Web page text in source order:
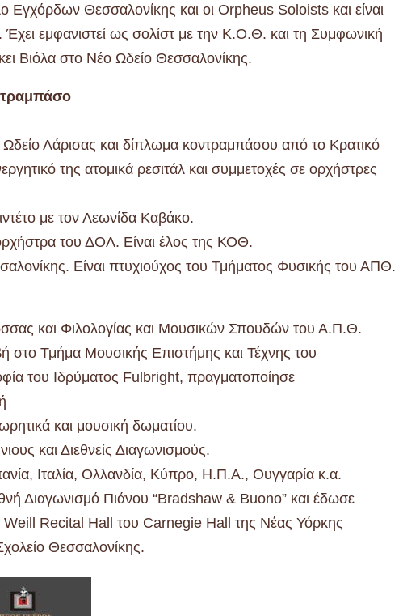
Εγχόρδων Θεσσαλονίκης και οι Orpheus Soloists και είναι
εμφανιστεί ως σολίστ με την Κ.Ο.Θ. και τη Συμφωνική
Βιόλα στο Νέο Ωδείο Θεσσαλονίκης.
Λάρισας και δίπλωμα κοντραμπάσου από το Κρατικό
της ατομικά ρεσιτάλ και συμμετοχές σε ορχήστρες
με τον Λεωνίδα Καβάκο.
του ΔΟΛ. Είναι έλος της ΚΟΘ.
Είναι πτυχιούχος του Τμήματος Φυσικής του ΑΠΘ.
και Φιλολογίας και Μουσικών Σπουδών του Α.Π.Θ.
στο Τμήμα Μουσικής Επιστήμης και Τέχνης του
του Ιδρύματος Fulbright, πραγματοποίησε
και μουσική δωματίου.
και Διεθνείς Διαγωνισμούς.
Ιταλία, Ολλανδία, Κύπρο, Η.Π.Α., Ουγγαρία κ.α.
Διαγωνισμό Πιάνου “Bradshaw & Buono” και έδωσε
Weill Recital Hall του Carnegie Hall της Νέας Υόρκης
Θεσσαλονίκης.